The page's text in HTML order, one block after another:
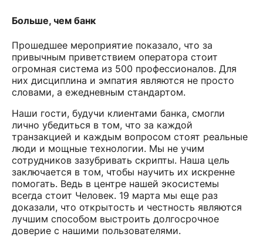
Больше, чем банк
Прошедшее мероприятие показало, что за
привычным приветствием оператора стоит
огромная система из 500 профессионалов. Для
них дисциплина и эмпатия являются не просто
словами, а ежедневным стандартом.
Наши гости, будучи клиентами банка, смогли
лично убедиться в том, что за каждой
транзакцией и каждым вопросом стоят реальные
люди и мощные технологии. Мы не учим
сотрудников зазубривать скрипты. Наша цель
заключается в том, чтобы научить их искренне
помогать. Ведь в центре нашей экосистемы
всегда стоит Человек. 19 марта мы еще раз
доказали, что открытость и честность являются
лучшим способом выстроить долгосрочное
доверие с нашими пользователями.